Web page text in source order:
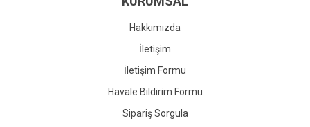
Gönder
Hakkımızda
İletişim
İletişim Formu
Havale Bildirim Formu
Sipariş Sorgula